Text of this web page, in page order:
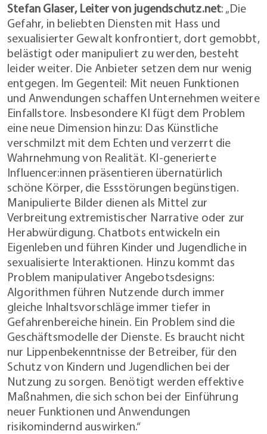
Stefan Glaser, Leiter von jugendschutz.net: „Die
Gefahr, in beliebten Diensten mit Hass und
sexualisierter Gewalt konfrontiert, dort gemobbt,
belästigt oder manipuliert zu werden, besteht
leider weiter. Die Anbieter setzen dem nur wenig
entgegen. Im Gegenteil: Mit neuen Funktionen
und Anwendungen schaffen Unternehmen weitere
Einfallstore. Insbesondere KI fügt dem Problem
eine neue Dimension hinzu: Das Künstliche
verschmilzt mit dem Echten und verzerrt die
Wahrnehmung von Realität. KI-generierte
Influencer:innen präsentieren übernatürlich
schöne Körper, die Essstörungen begünstigen.
Manipulierte Bilder dienen als Mittel zur
Verbreitung extremistischer Narrative oder zur
Herabwürdigung. Chatbots entwickeln ein
Eigenleben und führen Kinder und Jugendliche in
sexualisierte Interaktionen. Hinzu kommt das
Problem manipulativer Angebotsdesigns:
Algorithmen führen Nutzende durch immer
gleiche Inhaltsvorschläge immer tiefer in
Gefahrenbereiche hinein. Ein Problem sind die
Geschäftsmodelle der Dienste. Es braucht nicht
nur Lippenbekenntnisse der Betreiber, für den
Schutz von Kindern und Jugendlichen bei der
Nutzung zu sorgen. Benötigt werden effektive
Maßnahmen, die sich schon bei der Einführung
neuer Funktionen und Anwendungen
risikomindernd auswirken.“